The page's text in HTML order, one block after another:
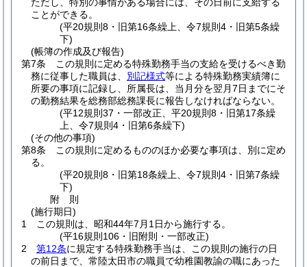
ことができる。
(平20規則8・旧第16条繰上、令7規則4・旧第5条繰
下)
(帳簿の作成及び報告)
第7条
この規則に定める特殊勤務手当の支給を受けるべき勤
務に従事した職員は、 別記様式等による特殊勤務実績簿に
所要の事項に記録し、所属長は、当月分を翌月7日までにそ
の勤務結果を総務部総務課長に報告しなければならない。
(平12規則37・一部改正、平20規則8・旧第17条繰
上、令7規則4・旧第6条繰下)
(その他の事項)
第8条
この規則に定めるもののほか必要な事項は、別に定め
る。
(平20規則8・旧第18条繰上、令7規則4・旧第7条繰
下)
附 則
(施行期日)
1
この規則は、昭和44年7月1日から施行する。
(平16規則106・旧附則・一部改正)
2
第12条に規定する特殊勤務手当は、この規則の施行の日
の前日まで、常陸太田市の職員で幼稚園教諭の職にあった